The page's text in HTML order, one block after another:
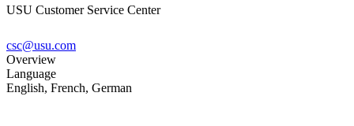
USU Customer Service Center
csc@usu.com
Overview
Language
English, French, German